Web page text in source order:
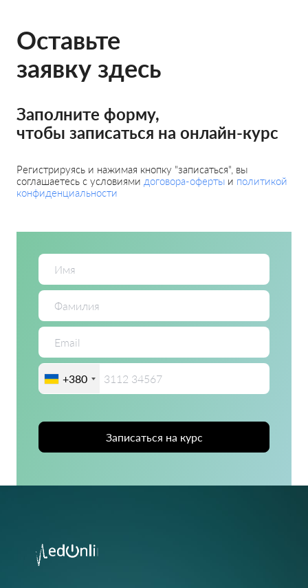
Оставьте
заявку здесь
Заполните форму,
чтобы записаться на онлайн-курс
Регистрируясь и нажимая кнопку "записаться", вы
соглашаетесь с условиями договора-оферты и политикой
конфиденциальности
+380
Записаться на курс